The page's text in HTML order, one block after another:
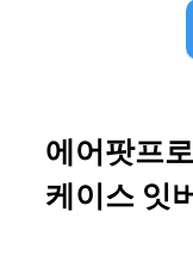
에어팟프
케이스 잇